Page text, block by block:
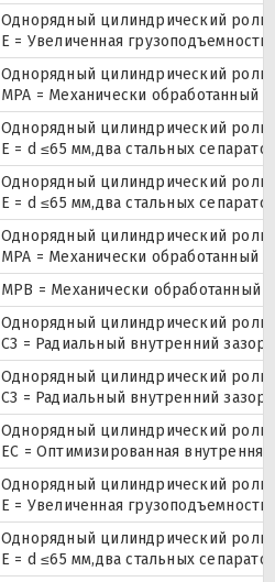
Однорядный цилиндрический
E = Увеличенная
Однорядный цилиндрический
MPA = Механически обработанный
Однорядный цилиндрический
E = d ≤65 мм,два стальных
Однорядный цилиндрический
E = d ≤65 мм,два стальных
Однорядный цилиндрический
MPA = Механически обработанный
MPB = Механически обработанный
Однорядный цилиндрический
C3 = Радиальный внутренний
Однорядный цилиндрический
C3 = Радиальный внутренний
Однорядный цилиндрический
EC = Оптимизированная
Однорядный цилиндрический
E = Увеличенная
Однорядный цилиндрический
E = d ≤65 мм,два стальных